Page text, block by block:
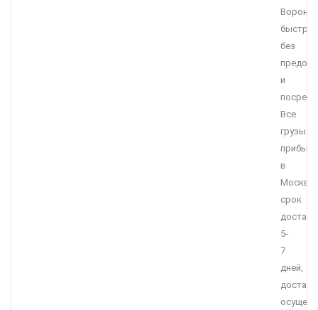
быстро,
без
и
Все
грузы
в
Москву,
срок
5-
7
дней,